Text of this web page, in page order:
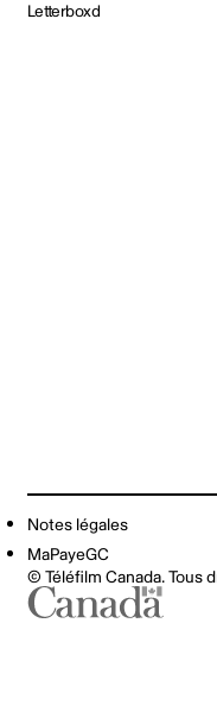
Letterboxd
Notes légales
MaPayeGC
© Téléfilm Canada. Tous